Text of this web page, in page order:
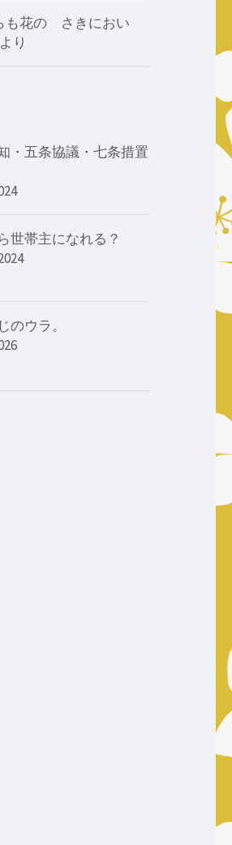
花の さきにおい
より
・五条協議・七条措置
世帯主になれる？
のウラ。